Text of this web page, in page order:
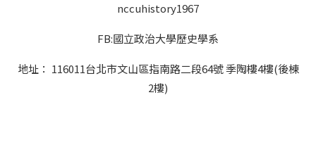
nccuhistory1967
FB:國立政治大學歷史學系
地址： 116011台北市文山區指南路二段64號 季陶樓4樓(後棟
2樓)